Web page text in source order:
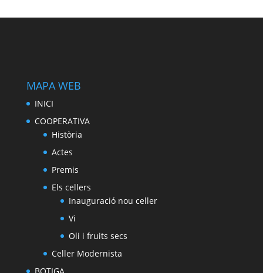
MAPA WEB
INICI
COOPERATIVA
Història
Actes
Premis
Els cellers
Inauguració nou celler
Vi
Oli i fruits secs
Celler Modernista